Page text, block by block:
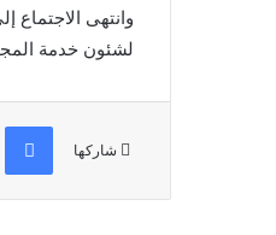
وانتهى الاجتماع
لشئون خدمة
شاركها